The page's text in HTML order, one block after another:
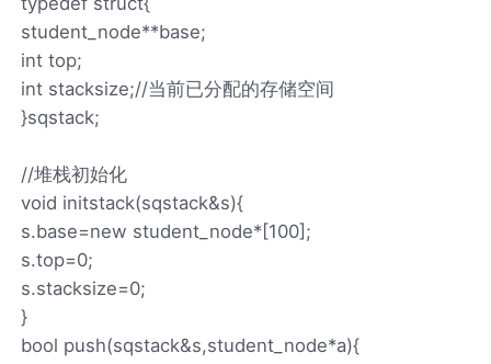
student_node**base;
int top;
int stacksize;//当前已分配的存储空间
}sqstack;
//堆栈初始化
void initstack(sqstack&s){
s.base=new student_node*[100];
s.top=0;
s.stacksize=0;
}
bool push(sqstack&s,student_node*a){